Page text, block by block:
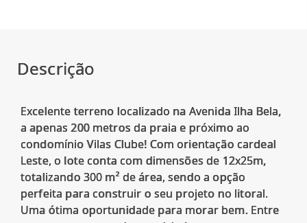
Descrição
Excelente terreno localizado na Avenida Ilha Bela,
a apenas 200 metros da praia e próximo ao
condomínio Vilas Clube! Com orientação cardeal
Leste, o lote conta com dimensões de 12x25m,
totalizando 300 m² de área, sendo a opção
perfeita para construir o seu projeto no litoral.
Uma ótima oportunidade para morar bem. Entre